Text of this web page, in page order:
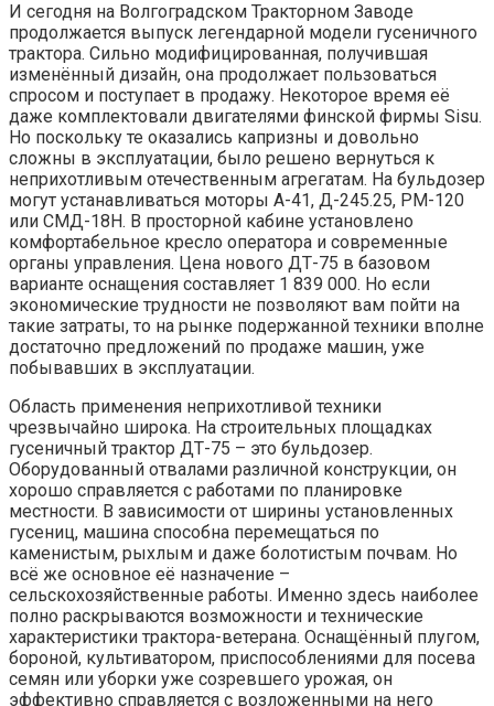
И сегодня на Волгоградском Тракторном Заводе
продолжается выпуск легендарной модели гусеничного
трактора. Сильно модифицированная, получившая
изменённый дизайн, она продолжает пользоваться
спросом и поступает в продажу. Некоторое время её
даже комплектовали двигателями финской фирмы Sisu.
Но поскольку те оказались капризны и довольно
сложны в эксплуатации, было решено вернуться к
неприхотливым отечественным агрегатам. На бульдозер
могут устанавливаться моторы А-41, Д-245.25, РМ-120
или СМД-18Н. В просторной кабине установлено
комфортабельное кресло оператора и современные
органы управления. Цена нового ДТ-75 в базовом
варианте оснащения составляет 1 839 000. Но если
экономические трудности не позволяют вам пойти на
такие затраты, то на рынке подержанной техники вполне
достаточно предложений по продаже машин, уже
побывавших в эксплуатации.
Область применения неприхотливой техники
чрезвычайно широка. На строительных площадках
гусеничный трактор ДТ-75 – это бульдозер.
Оборудованный отвалами различной конструкции, он
хорошо справляется с работами по планировке
местности. В зависимости от ширины установленных
гусениц, машина способна перемещаться по
каменистым, рыхлым и даже болотистым почвам. Но
всё же основное её назначение –
сельскохозяйственные работы. Именно здесь наиболее
полно раскрываются возможности и технические
характеристики трактора-ветерана. Оснащённый плугом,
бороной, культиватором, приспособлениями для посева
семян или уборки уже созревшего урожая, он
эффективно справляется с возложенными на него